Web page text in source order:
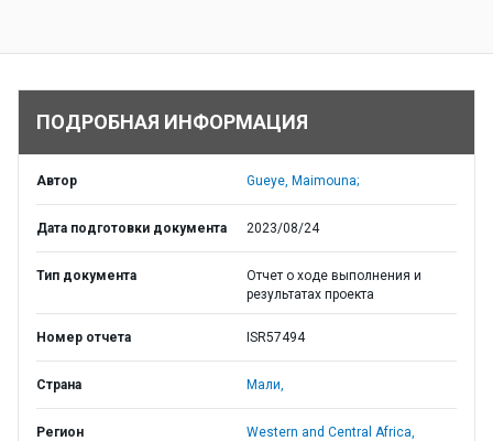
ПОДРОБНАЯ ИНФОРМАЦИЯ
Автор Gueye, Maimouna;
Дата подготовки документа 2023/08/24
Тип документа
Отчет о ходе выполнения и
результатах проекта
Номер отчета ISR57494
Страна Мали,
Регион Western and Central Africa,